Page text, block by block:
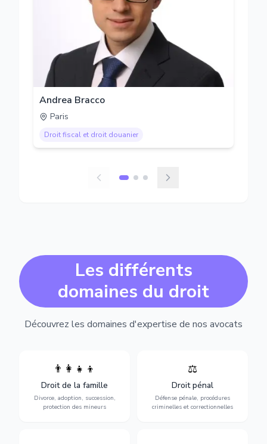
Andrea Bracco
Paris
Droit fiscal et droit douanier
Les différents
domaines du droit
Découvrez les domaines d'expertise de nos avocats
👨‍👩‍👧‍👦
Droit de la famille
Divorce, adoption, succession,
protection des mineurs
Divorce, garde d'enfants,
adoption, succession et
protection des personnes
vulnérables.
⚖️
Droit pénal
Défense pénale, procédures
criminelles et correctionnelles
Expertise en matière pénale,
vue jusqu'au procès, pour
toute affaire correctionnelle
ou criminelle.